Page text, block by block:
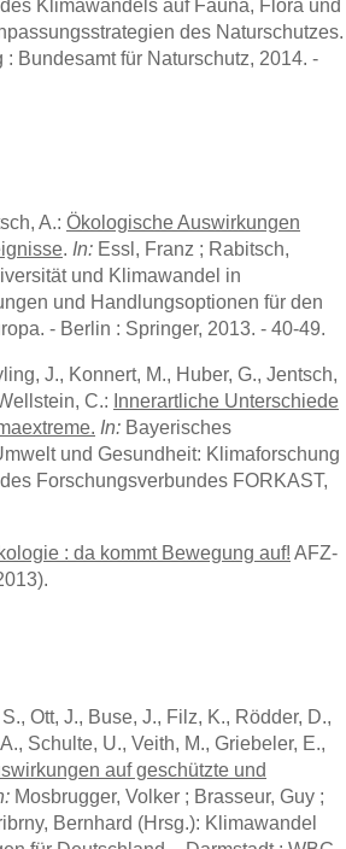
Klimawandels auf Fauna, Flora und
des Naturschutzes.
Bundesamt für Naturschutz, 2014. -
A.: Ökologische Auswirkungen
. In: Essl, Franz ; Rabitsch,
und Klimawandel in
und Handlungsoptionen für den
- Berlin : Springer, 2013. - 40-49.
J., Konnert, M., Huber, G., Jentsch,
C.: Innerartliche Unterschiede
In: Bayerisches
und Gesundheit: Klimaforschung
Forschungsverbundes FORKAST,
: da kommt Bewegung auf! AFZ-
Ott, J., Buse, J., Filz, K., Rödder, D.,
Schulte, U., Veith, M., Griebeler, E.,
auf geschützte und
Mosbrugger, Volker ; Brasseur, Guy ;
Bernhard (Hrsg.): Klimawandel